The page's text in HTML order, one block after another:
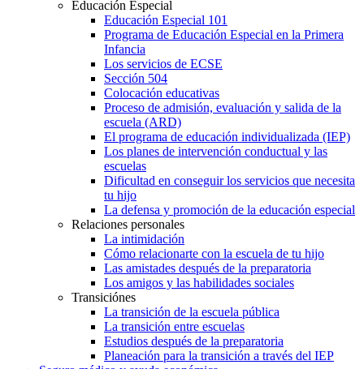
Educación Especial
Educación Especial 101
Programa de Educación Especial en la Primera
Infancia
Los servicios de ECSE
Sección 504
Colocación educativas
Proceso de admisión, evaluación y salida de la
escuela (ARD)
El programa de educación individualizada (IEP)
Los planes de intervención conductual y las
escuelas
Dificultad en conseguir los servicios que necesita
tu hijo
La defensa y promoción de la educación especial
Relaciones personales
La intimidación
Cómo relacionarte con la escuela de tu hijo
Las amistades después de la preparatoria
Los amigos y las habilidades sociales
Transiciónes
La transición de la escuela pública
La transición entre escuelas
Estudios después de la preparatoria
Planeación para la transición a través del IEP